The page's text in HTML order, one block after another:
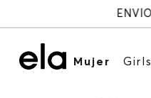
Mujer Girls